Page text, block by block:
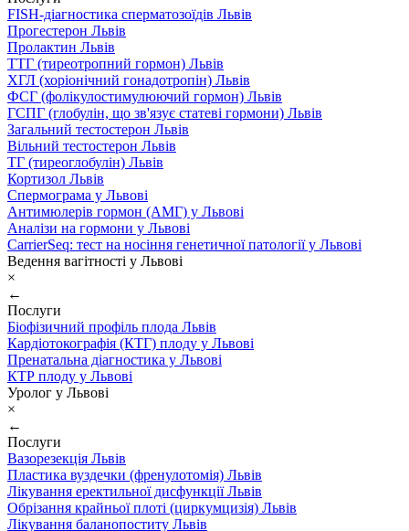
FISH-діагностика сперматозоїдів Львів
Прогестерон Львів
Пролактин Львів
ТТГ (тиреотропний гормон) Львів
ХГЛ (хоріонічний гонадотропін) Львів
ФСГ (фолікулостимулюючий гормон) Львів
ГСПГ (глобулін, що зв'язує статеві гормони) Львів
Загальний тестостерон Львів
Вільний тестостерон Львів
ТГ (тиреоглобулін) Львів
Кортизол Львів
Спермограма у Львові
Антимюлерів гормон (АМГ) у Львові
Аналізи на гормони у Львові
CarrierSeq: тест на носіння генетичної патології у Львові
Ведення вагітності у Львові
×
←
Послуги
Біофізичний профіль плода Львів
Кардіотокографія (КТГ) плоду у Львові
Пренатальна діагностика у Львові
КТР плоду у Львові
Уролог у Львові
×
←
Послуги
Вазорезекція Львів
Пластика вуздечки (френулотомія) Львів
Лікування еректильної дисфункції Львів
Обрізання крайньої плоті (циркумцизія) Львів
Лікування баланопоститу Львів